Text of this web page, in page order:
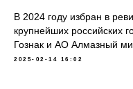
В 2024 году избран в
крупнейших российских
Гознак и АО Алмазный
2025-02-14 16:02